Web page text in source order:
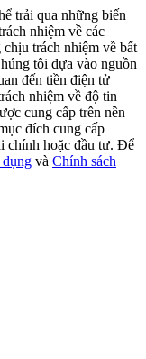
trải qua những biến
nhiệm về các
trách nhiệm về bất
tôi dựa vào nguồn
đến tiền điện tử
nhiệm về độ tin
cung cấp trên nền
đích cung cấp
chính hoặc đầu tư. Để
và Chính sách